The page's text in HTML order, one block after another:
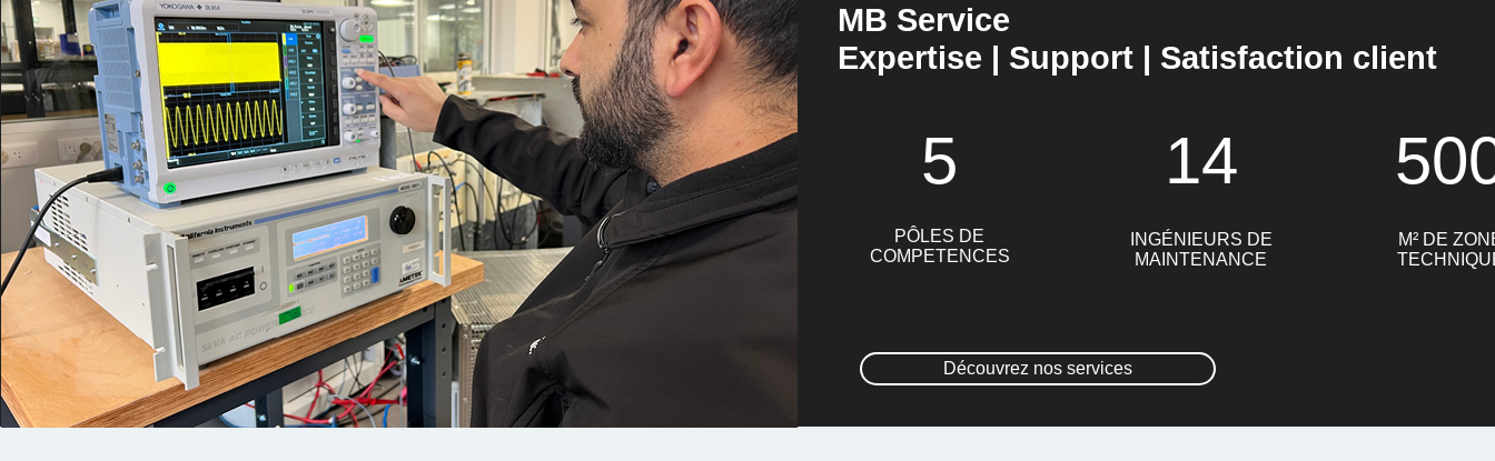
MB Service
Expertise | Support | Satisfaction client
PÔLES DE
COMPETENCES
Découvrez nos services
INGÉNIEURS DE
MAINTENANCE
M² DE
5 14